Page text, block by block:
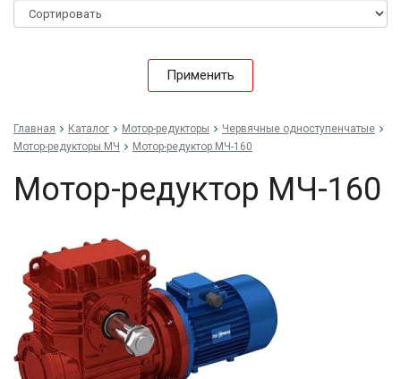
Применить
Главная Каталог Мотор-редукторы
Червячные одноступенчатые
Мотор-редукторы МЧ
Мотор-редуктор МЧ-160
Мотор-редуктор МЧ-160